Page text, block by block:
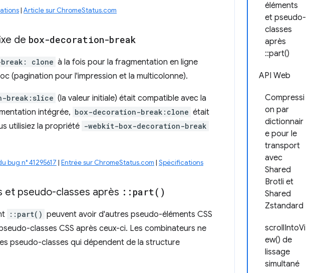
éléments
et pseudo-
classes
après
::part()
API Web
Compressi
on par
dictionnair
e pour le
transport
avec
Shared
Brotli et
Shared
Zstandard
scrollIntoVi
ew() de
lissage
simultané
| Article sur ChromeStatus.com
de box-decoration-break
clone à la fois pour la fragmentation en ligne
(pagination pour l'impression et la multicolonne).
break:slice (la valeur initiale) était compatible avec la
intégrée, box-decoration-break:clone était
utilisiez la propriété -webkit-box-decoration-break
bug n° 41295617 | Entrée sur ChromeStatus.com | Spécifications
pseudo-classes après :: part( )
::part() peuvent avoir d'autres pseudo-éléments CSS
classes CSS après ceux-ci. Les combinateurs ne
pseudo-classes qui dépendent de la structure